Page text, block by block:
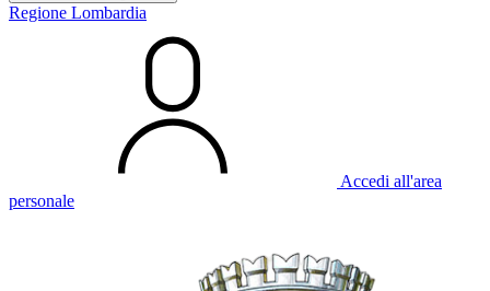
Regione Lombardia
Accedi all'area
personale